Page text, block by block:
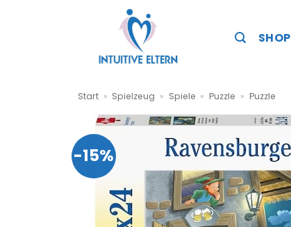
SHOP
Start » Spielzeug » Spiele » Puzzle » Puzzle
-15%